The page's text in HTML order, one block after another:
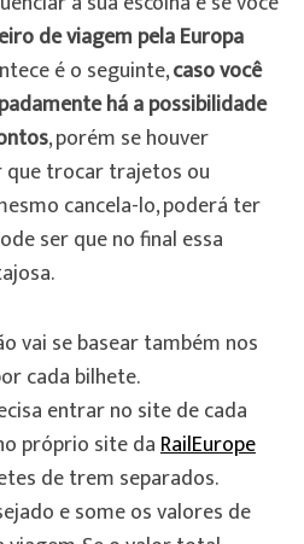
de viagem pela Europa
é o seguinte,caso você
há a possibilidade
, porém se houver
trocar trajetos ou
cancela-lo, poderá ter
ser que no final essa
vai se basear também nos
cada bilhete.
entrar no site de cada
próprio site daRailEurope
de trem separados.
e some os valores de